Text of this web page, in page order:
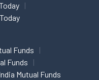
Funds
Funds
Mutual Funds